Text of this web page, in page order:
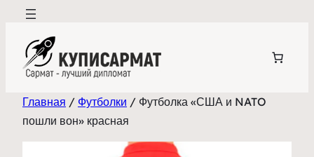
Перейти
содержимому
Главная / Футболки / Футболка «США и NATO
пошли вон» красная